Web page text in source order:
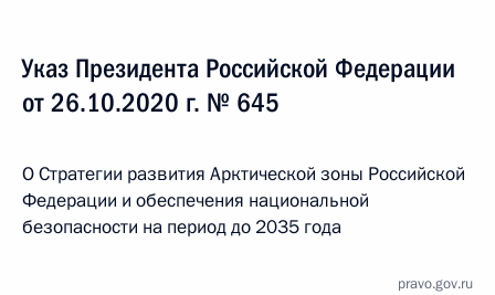
Указ Президента Российской Федерации
от 26.10.2020 г. № 645
О Стратегии развития Арктической зоны Российской
Федерации и обеспечения национальной
безопасности на период до 2035 года
pravo.gov.ru